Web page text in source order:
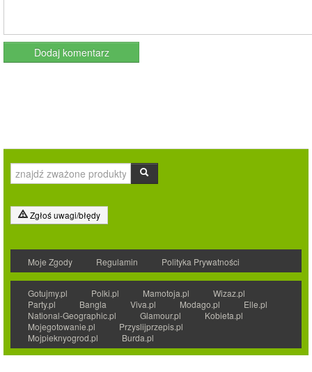
Zgłoś uwagi/błędy
Moje Zgody Regulamin Polityka Prywatności
Gotujmy.pl Polki.pl Mamotoja.pl
Wizaz.pl
Party.pl
Bangla Viva.pl Modago.pl
Elle.pl
National-Geographic.pl
Glamour.pl
Kobieta.pl
Mojegotowanie.pl
Przyslijprzepis.pl
Mojpieknyogrod.pl
Burda.pl